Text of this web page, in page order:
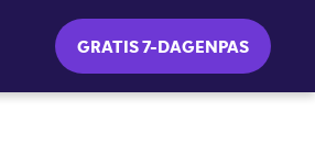
GRATIS 7-DAGENPAS